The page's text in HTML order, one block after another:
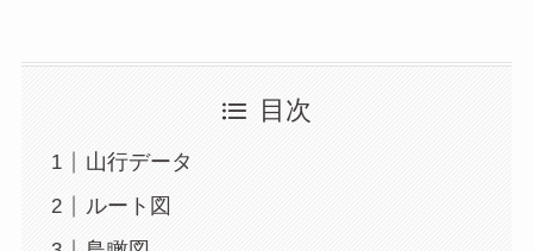
目次
山行データ
ルート図